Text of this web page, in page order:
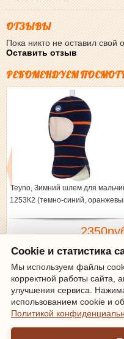
ОТЗЫВЫ
Пока никто не оставил
Оставить отзыв
РЕКОМЕНДУЕМ
Teyno, Зимний шлем для
1253К2 (темно-синий,
Информация
Cookie и статистика
Мы используем файлы
корректной работы сайта,
улучшения сервиса.
использованием cookie и
Политикой